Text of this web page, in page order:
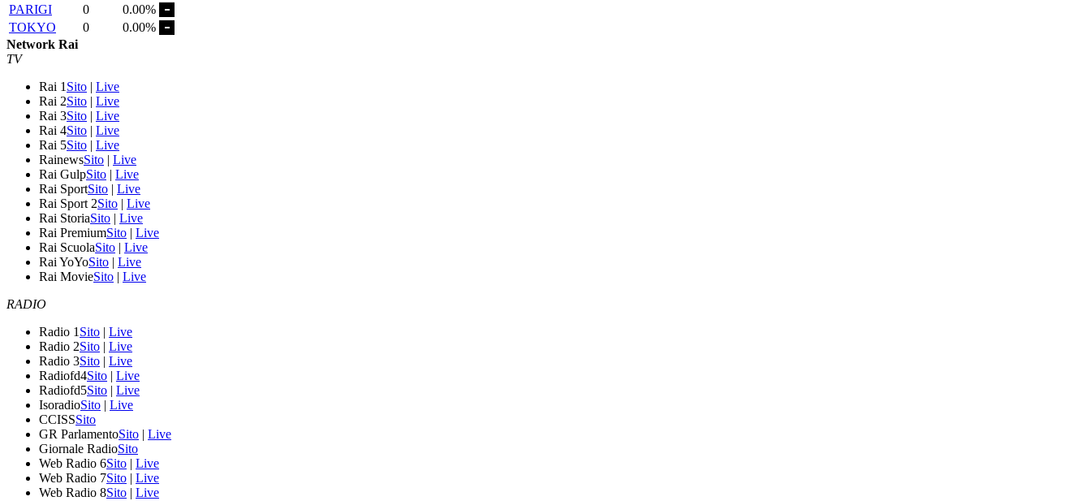
PARIGI
0
0.00%
TOKYO
0
0.00%
Network Rai
TV
Rai 1 Sito | Live
Rai 2Sito | Live
Rai 3Sito | Live
Rai 4Sito | Live
Rai 5Sito | Live
RainewsSito | Live
Rai GulpSito | Live
Rai SportSito | Live
Rai Sport 2Sito | Live
Rai StoriaSito | Live
Rai PremiumSito | Live
Rai ScuolaSito | Live
Rai YoYoSito | Live
Rai MovieSito | Live
RADIO
Radio 1 Sito | Live
Radio 2Sito | Live
Radio 3Sito | Live
Radiofd4Sito | Live
Radiofd5Sito | Live
IsoradioSito | Live
CCISSSito
GR ParlamentoSito | Live
Giornale RadioSito
Web Radio 6Sito | Live
Web Radio 7Sito | Live
Web Radio 8Sito | Live